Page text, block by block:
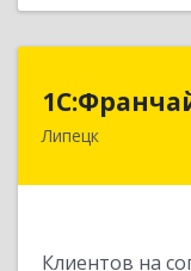
Липецк
Клиентов на
398059,